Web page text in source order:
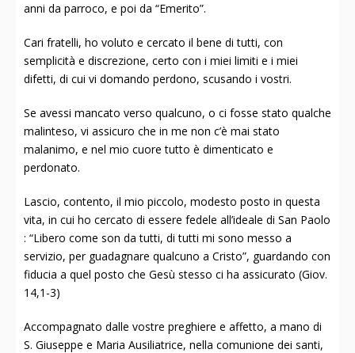
anni da parroco, e poi da “Emerito”.
Cari fratelli, ho voluto e cercato il bene di tutti, con
semplicità e discrezione, certo con i miei limiti e i miei
difetti, di cui vi domando perdono, scusando i vostri.
Se avessi mancato verso qualcuno, o ci fosse stato qualche
malinteso, vi assicuro che in me non c’è mai stato
malanimo, e nel mio cuore tutto è dimenticato e
perdonato.
Lascio, contento, il mio piccolo, modesto posto in questa
vita, in cui ho cercato di essere fedele all’ideale di San Paolo
: “Libero come son da tutti, di tutti mi sono messo a
servizio, per guadagnare qualcuno a Cristo”, guardando con
fiducia a quel posto che Gesù stesso ci ha assicurato (Giov.
14,1-3)
Accompagnato dalle vostre preghiere e affetto, a mano di
S. Giuseppe e Maria Ausiliatrice, nella comunione dei santi,